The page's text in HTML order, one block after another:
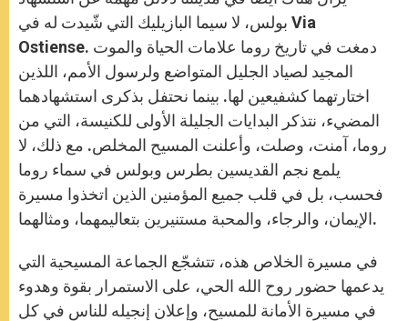
بولس، لا سيما البازيليك التي شّيدت له في Via
Ostiense. دمغت في تاريخ روما علامات الحياة والموت
المجيد لصياد الجليل المتواضع ولرسول الأمم، اللذين
اختارتهما كشفيعين لها. بينما نحتفل بذكرى استشهادهما
المضيء، نتذكر البدايات الجليلة الأولى للكنيسة، التي من
روما، آمنت، وصلت، وأعلنت المسيح المخلص. مع ذلك، لا
يلمع نجم القديسين بطرس وبولس في سماء روما
فحسب، بل في قلب جميع المؤمنين الذين اتخذوا مسيرة
الإيمان، والرجاء، والمحبة مستنيرين بتعاليمهما، ومثالهما.
في مسيرة الخلاص هذه، تتشجّع الجماعة المسيحية التي
يدعمها حضور روح الله الحي، على الاستمرار بقوة وهدوء
في مسيرة الأمانة للمسيح، وإعلان إنجيله للناس في كل